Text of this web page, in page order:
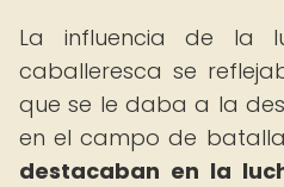
La influencia de la
caballeresca se
que se le daba a la
en el campo de
destacaban en la